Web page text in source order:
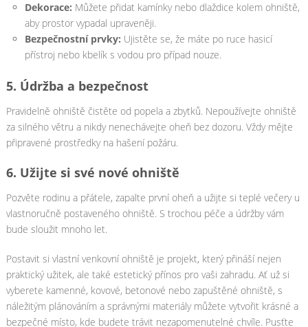
Dekorace: Můžete přidat kamínky nebo dlaždice kolem ohniště,
aby prostor vypadal upraveněji.
Bezpečnostní prvky: Ujistěte se, že máte po ruce hasicí
přístroj nebo kbelík s vodou pro případ nouze.
5. Údržba a bezpečnost
Pravidelně ohniště čistěte od popela a zbytků. Nepoužívejte ohniště
za silného větru a nikdy nenechávejte oheň bez dozoru. Vždy mějte
připravené prostředky na hašení požáru.
6. Užijte si své nové ohniště
Pozvěte rodinu a přátele, zapalte první oheň a užijte si teplé večery u
vlastnoručně postaveného ohniště. S trochou péče a údržby vám
bude sloužit mnoho let.
Postavit si vlastní venkovní ohniště je projekt, který přináší nejen
praktický užitek, ale také estetický přínos pro vaši zahradu. Ať už si
vyberete kamenné, kovové, betonové nebo zapuštěné ohniště, s
náležitým plánováním a správnými materiály můžete vytvořit krásné a
bezpečné místo, kde budete trávit nezapomenutelné chvíle. Pusťte